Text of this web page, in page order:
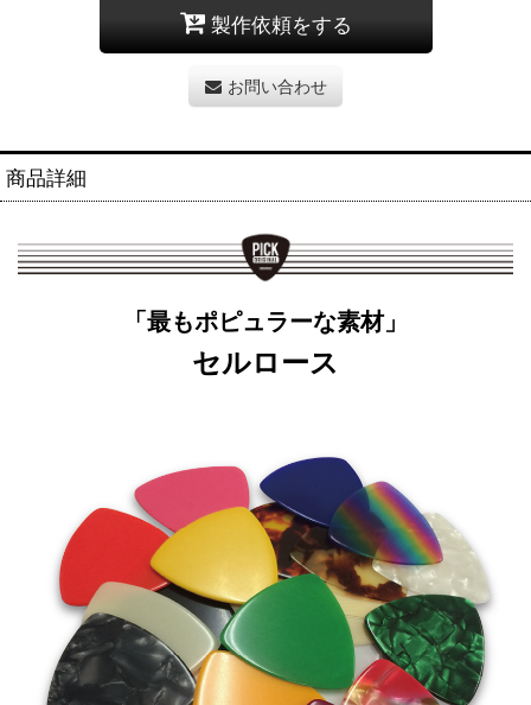
製作依頼をする
お問い合わせ
商品詳細
「最もポピュラーな素材」
セルロース